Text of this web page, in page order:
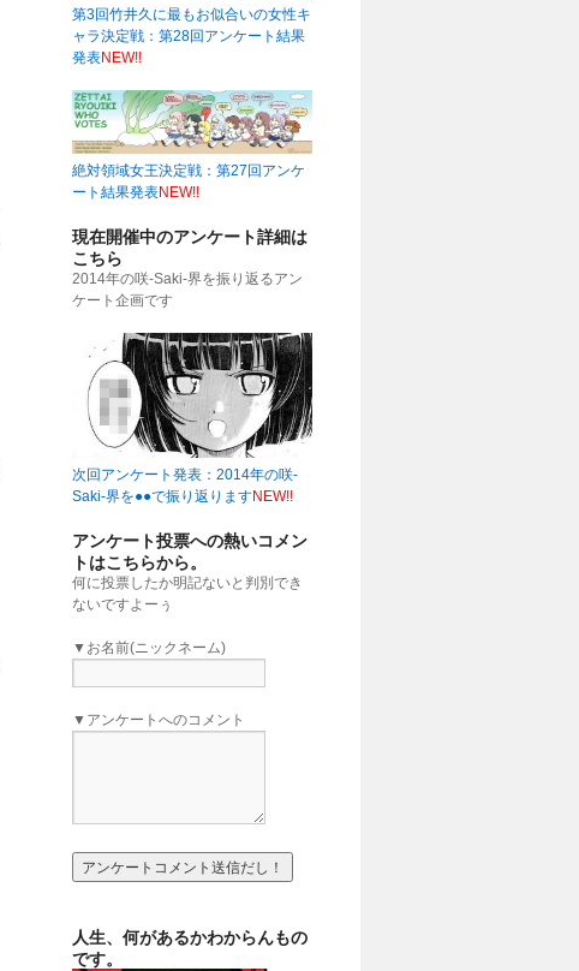
第3回竹井久に最もお似合いの女性キ
ャラ決定戦：第28回アンケート結果
発表NEW!!
絶対領域女王決定戦：第27回アンケ
ート結果発表NEW!!
現在開催中のアンケート詳細は
こちら
2014年の咲-Saki-界を振り返るアン
ケート企画です
次回アンケート発表：2014年の咲-
Saki-界を●●で振り返りますNEW!!
アンケート投票への熱いコメン
トはこちらから。
何に投票したか明記ないと判別でき
ないですよーぅ
▼お名前(ニックネーム)
▼アンケートへのコメント
人生、何があるかわからんもの
です。